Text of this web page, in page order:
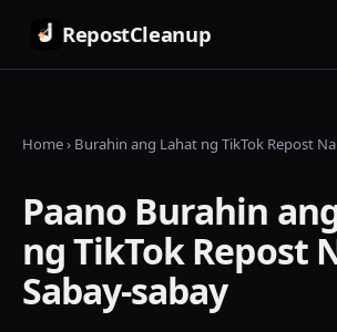
RepostCleanup
Home› Burahin ang Lahat ng TikTok Repost
Paano Burahin
ng TikTok Repost
Sabay-sabay